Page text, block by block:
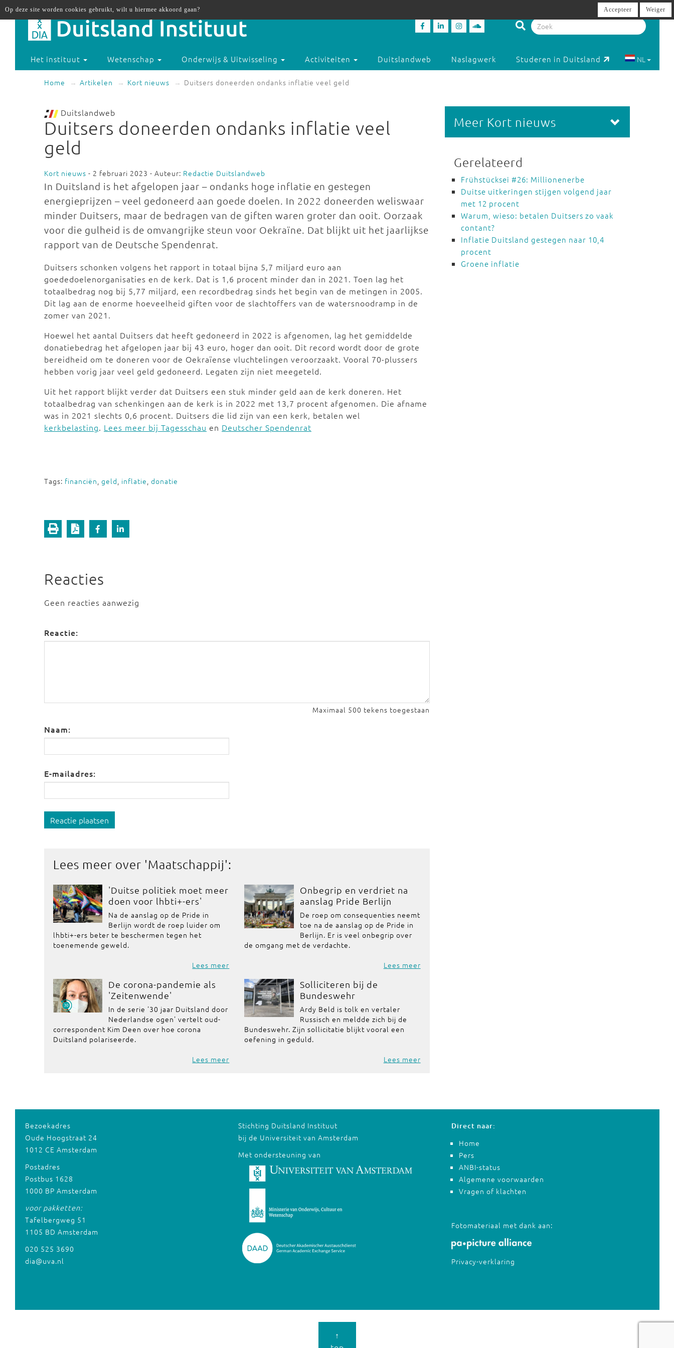
Het instituut Wetenschap Onderwijs & Uitwisseling Activiteiten Duitslandweb Naslagwerk Studeren in Duitsland NL
Home Artikelen Kort nieuws Duitsers doneerden ondanks inflatie veel geld
Duitslandweb
Duitsers doneerden ondanks inflatie veel
geld
Kort nieuws - 2 februari 2023 - Auteur: Redactie Duitslandweb
In Duitsland is het afgelopen jaar – ondanks hoge inflatie en gestegen
energieprijzen – veel gedoneerd aan goede doelen. In 2022 doneerden weliswaar
minder Duitsers, maar de bedragen van de giften waren groter dan ooit. Oorzaak
voor die gulheid is de omvangrijke steun voor Oekraïne. Dat blijkt uit het jaarlijkse
rapport van de Deutsche Spendenrat.
Duitsers schonken volgens het rapport in totaal bijna 5,7 miljard euro aan
goededoelenorganisaties en de kerk. Dat is 1,6 procent minder dan in 2021. Toen lag het
totaalbedrag nog bij 5,77 miljard, een recordbedrag sinds het begin van de metingen in 2005.
Dit lag aan de enorme hoeveelheid giften voor de slachtoffers van de watersnoodramp in de
zomer van 2021.
Hoewel het aantal Duitsers dat heeft gedoneerd in 2022 is afgenomen, lag het gemiddelde
donatiebedrag het afgelopen jaar bij 43 euro, hoger dan ooit. Dit record wordt door de grote
bereidheid om te doneren voor de Oekraïense vluchtelingen veroorzaakt. Vooral 70-plussers
hebben vorig jaar veel geld gedoneerd. Legaten zijn niet meegeteld.
Uit het rapport blijkt verder dat Duitsers een stuk minder geld aan de kerk doneren. Het
totaalbedrag van schenkingen aan de kerk is in 2022 met 13,7 procent afgenomen. Die afname
was in 2021 slechts 0,6 procent. Duitsers die lid zijn van een kerk, betalen wel
kerkbelasting. Lees meer bij Tagesschau en Deutscher Spendenrat
Tags: financiën, geld, inflatie, donatie
Reacties
Geen reacties aanwezig
Reactie:
Maximaal 500 tekens toegestaan
Naam:
E-mailadres:
Reactie plaatsen
Lees meer over 'Maatschappij':
'Duitse politiek moet meer
doen voor lhbti+-ers'
Na de aanslag op de Pride in
Berlijn wordt de roep luider om
lhbti+-ers beter te beschermen tegen het
toenemende geweld.
Lees meer
Onbegrip en verdriet na
aanslag Pride Berlijn
De roep om consequenties neemt
toe na de aanslag op de Pride in
Berlijn. Er is veel onbegrip over
de omgang met de verdachte.
Lees meer
De corona-pandemie als
'Zeitenwende'
In de serie '30 jaar Duitsland door
Nederlandse ogen' vertelt oud-
correspondent Kim Deen over hoe corona
Duitsland polariseerde.
Lees meer
Solliciteren bij de
Bundeswehr
Ardy Beld is tolk en vertaler
Russisch en meldde zich bij de
Bundeswehr. Zijn sollicitatie blijkt vooral een
oefening in geduld.
Lees meer
Meer Kort nieuws
Gerelateerd
Frühstücksei #26: Millionenerbe
Duitse uitkeringen stijgen volgend jaar
met 12 procent
Warum, wieso: betalen Duitsers zo vaak
contant?
Inflatie Duitsland gestegen naar 10,4
procent
Groene inflatie
Bezoekadres
Oude Hoogstraat 24
1012 CE Amsterdam
Postadres
Postbus 1628
1000 BP Amsterdam
voor pakketten:
Tafelbergweg 51
1105 BD Amsterdam
020 525 3690
dia@uva.nl
Stichting Duitsland Instituut
bij de Universiteit van Amsterdam
Met ondersteuning van
Direct naar:
Home
Pers
ANBI-status
Algemene voorwaarden
Vragen of klachten
Fotomateriaal met dank aan:
Privacy-verklaring
↑
Op deze site worden cookies gebruikt, wilt u hiermee akkoord gaan? Accepteer Weiger